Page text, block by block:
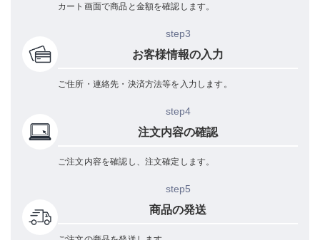
カート画面で商品と金額を確認します。
step3
お客様情報の入力
ご住所・連絡先・決済方法等を入力します。
step4
注文内容の確認
ご注文内容を確認し、注文確定します。
step5
商品の発送